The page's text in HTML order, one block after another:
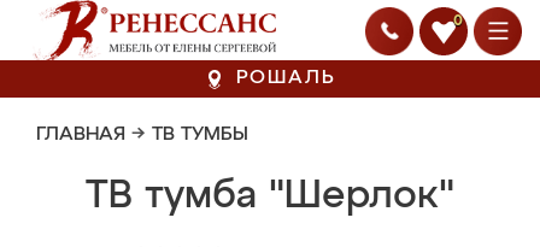
0
РОШАЛЬ
ГЛАВНАЯ → ТВ ТУМБЫ
ТВ тумба "Шерлок"